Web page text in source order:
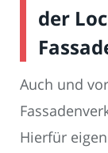
der
Auch und
Hierfür